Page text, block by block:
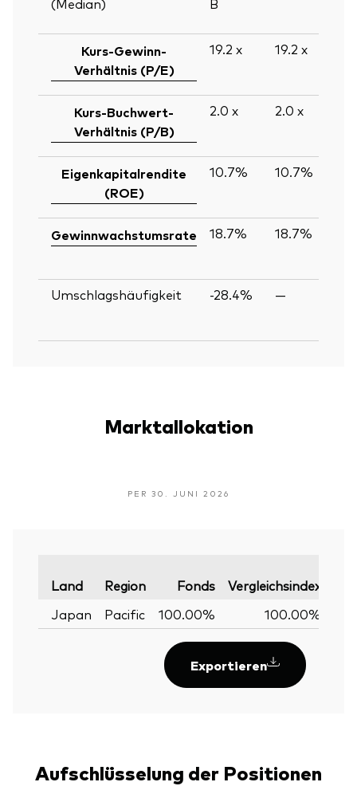
Kurs-Gewinn-
Verhältnis (P/E)
19.2 x 19.2 x
Kurs-Buchwert-
Verhältnis (P/B)
2.0 x 2.0 x
Eigenkapitalrendite
(ROE)
10.7% 10.7%
Gewinnwachstumsrate 18.7% 18.7%
Umschlagshäufigkeit -28.4% —
Marktallokation
PER 30. JUNI 2026
Land Region Fonds Vergleichsindex
Japan Pacific 100.00% 100.00%
Exportieren
Aufschlüsselung der Positionen